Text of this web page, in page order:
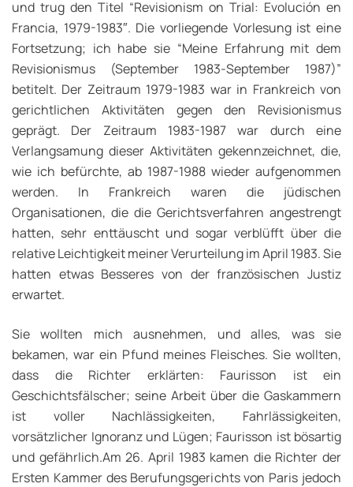
und trug den Titel “Revisionism on Trial: Evolución en
Francia, 1979-1983″. Die vorliegende Vorlesung ist eine
Fortsetzung; ich habe sie “Meine Erfahrung mit dem
Revisionismus (September 1983-September 1987)”
betitelt. Der Zeitraum 1979-1983 war in Frankreich von
gerichtlichen Aktivitäten gegen den Revisionismus
geprägt. Der Zeitraum 1983-1987 war durch eine
Verlangsamung dieser Aktivitäten gekennzeichnet, die,
wie ich befürchte, ab 1987-1988 wieder aufgenommen
werden. In Frankreich waren die jüdischen
Organisationen, die die Gerichtsverfahren angestrengt
hatten, sehr enttäuscht und sogar verblüfft über die
relative Leichtigkeit meiner Verurteilung im April 1983. Sie
hatten etwas Besseres von der französischen Justiz
erwartet.
Sie wollten mich ausnehmen, und alles, was sie
bekamen, war ein Pfund meines Fleisches. Sie wollten,
dass die Richter erklärten: Faurisson ist ein
Geschichtsfälscher; seine Arbeit über die Gaskammern
ist voller Nachlässigkeiten, Fahrlässigkeiten,
vorsätzlicher Ignoranz und Lügen; Faurisson ist bösartig
und gefährlich.Am 26. April 1983 kamen die Richter der
Ersten Kammer des Berufungsgerichts von Paris jedoch